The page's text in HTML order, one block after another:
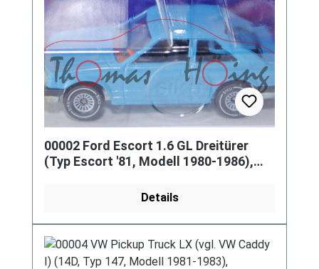
00002 Ford Escort 1.6 GL Dreitürer
(Typ Escort '81, Modell 1980-1986),
Details